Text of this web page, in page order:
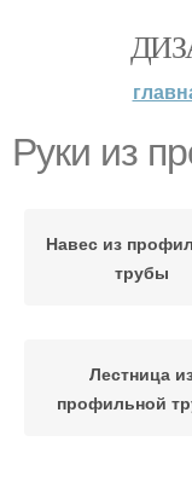
Руки из
Навес из
трубы
Лестница
профильной